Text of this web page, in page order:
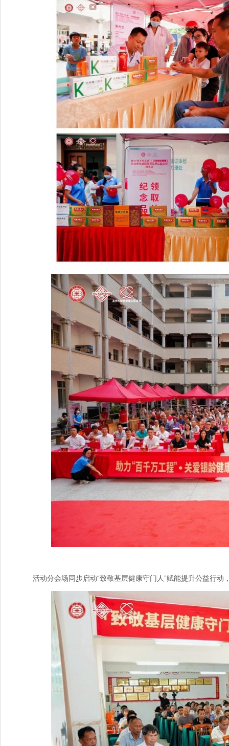
活动分会场同步启动“致敬基层健康守门人”赋能提升公益行